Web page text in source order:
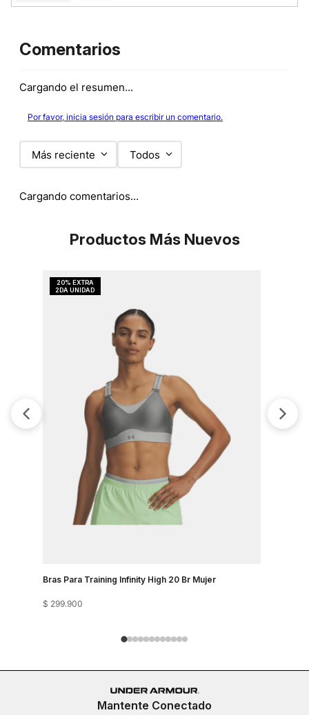
Comentarios
Cargando el resumen…
Por favor, inicia sesión para escribir un comentario.
Más reciente Todos
Cargando comentarios…
Productos Más Nuevos
Bras Para Training Infinity High 20 Br Mujer
$ 299.900
Mantente Conectado